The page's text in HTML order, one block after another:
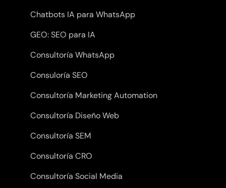
Chatbots IA para WhatsApp
GEO: SEO para IA
Consultoría WhatsApp
Consuloría SEO
Consultoría Marketing Automation
Consultoría Diseño Web
Consultoría SEM
Consultoría CRO
Consultoría Social Media